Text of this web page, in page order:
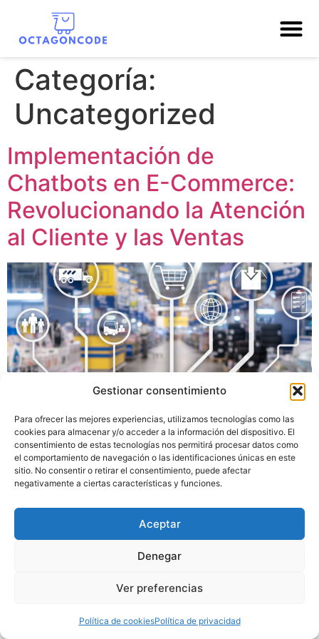
Gestionar consentimiento
Para ofrecer las mejores experiencias, utilizamos tecnologías como las
cookies para almacenar y/o acceder a la información del dispositivo. El
consentimiento de estas tecnologías nos permitirá procesar datos como
el comportamiento de navegación o las identificaciones únicas en este
sitio. No consentir o retirar el consentimiento, puede afectar
negativamente a ciertas características y funciones.
Aceptar
Denegar
Ver preferencias
Política de cookiesPolítica de privacidad
Categoría:
Uncategorized
Implementación de
Chatbots en E-Commerce:
Revolucionando la Atención
al Cliente y las Ventas
¿Qué son los chatbots y cómo funcionan?
Copyright 2024. Todos los derechos reservados.